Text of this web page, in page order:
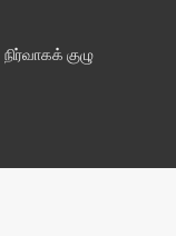
நிர்வாகக் குழு